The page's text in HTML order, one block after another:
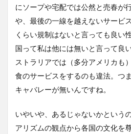
にソープや宅配では公然と売春が
や、最後の一線を越えないサービ
くらい規制はないと言っても良い
国って私は他には無いと言って良
ストラリアでは（多分アメリカも
食のサービスをするのも違法。つ
キャバレーが無いんですね。
いやいや、あるじゃないかという
アリズムの観点から各国の文化を